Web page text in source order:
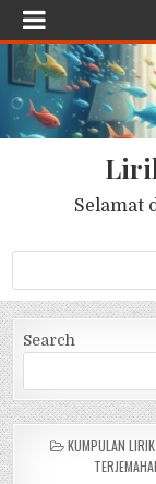
Selamat
Search
POSTED
KUMPULAN